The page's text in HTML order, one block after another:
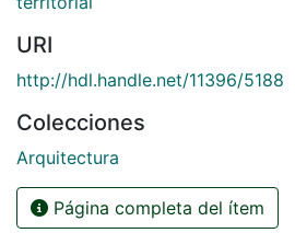
URI
http://hdl.handle.net/11396/5188
Colecciones
Arquitectura
Página completa del ítem